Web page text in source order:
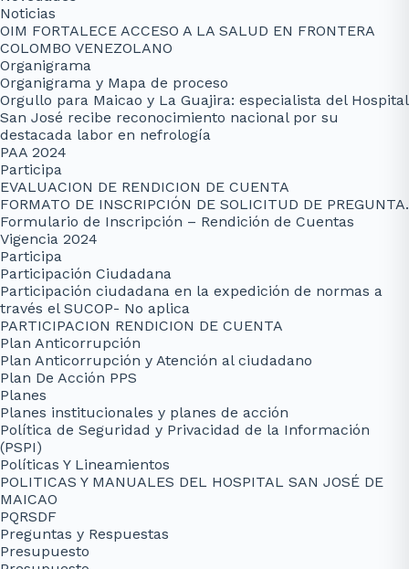
Noticias
OIM FORTALECE ACCESO A LA SALUD EN FRONTERA
COLOMBO VENEZOLANO
Organigrama
Organigrama y Mapa de proceso
Orgullo para Maicao y La Guajira: especialista del Hospital
San José recibe reconocimiento nacional por su
destacada labor en nefrología
PAA 2024
Participa
EVALUACION DE RENDICION DE CUENTA
FORMATO DE INSCRIPCIÓN DE SOLICITUD DE PREGUNTA.
Formulario de Inscripción – Rendición de Cuentas
Vigencia 2024
Participa
Participación Ciudadana
Participación ciudadana en la expedición de normas a
través el SUCOP- No aplica
PARTICIPACION RENDICION DE CUENTA
Plan Anticorrupción
Plan Anticorrupción y Atención al ciudadano
Plan De Acción PPS
Planes
Planes institucionales y planes de acción
Política de Seguridad y Privacidad de la Información
(PSPI)
Políticas Y Lineamientos
POLITICAS Y MANUALES DEL HOSPITAL SAN JOSÉ DE
MAICAO
PQRSDF
Preguntas y Respuestas
Presupuesto